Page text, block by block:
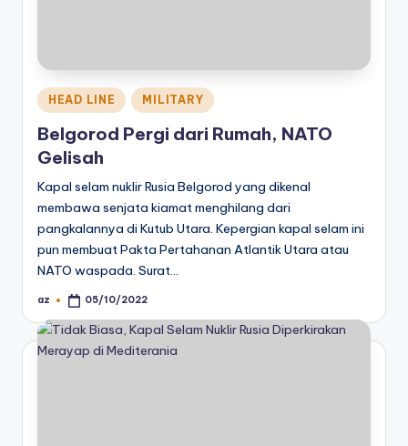
Posted
in
HEAD LINE MILITARY
Belgorod Pergi dari Rumah, NATO
Gelisah
Kapal selam nuklir Rusia Belgorod yang dikenal
membawa senjata kiamat menghilang dari
pangkalannya di Kutub Utara. Kepergian kapal selam ini
pun membuat Pakta Pertahanan Atlantik Utara atau
NATO waspada. Surat…
Posted
az 05/10/2022